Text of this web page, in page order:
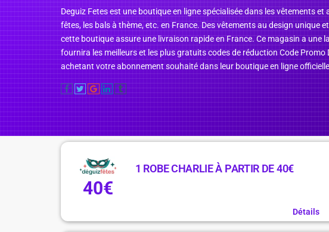
Deguiz Fetes est une boutique en ligne spécialisée dans les vêtements
fêtes, les bals à thème, etc. en France. Des vêtements au design
cette boutique assure une livraison rapide en France. Ce magasin a
fournira les meilleurs et les plus gratuits codes de réduction Code
achetant votre abonnement souhaité dans leur boutique en ligne
40€
1 ROBE CHARLIE À PARTIR DE 40€
Détails